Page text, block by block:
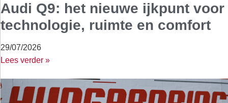
Audi Q9: het nieuwe ijkpunt voor
technologie, ruimte en comfort
29/07/2026
Lees verder »